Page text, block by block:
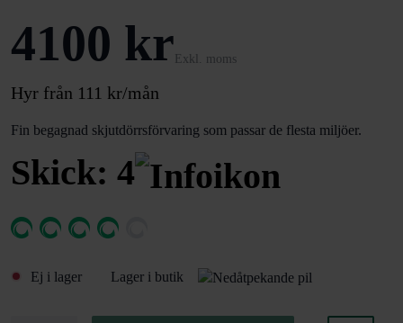
4100 kr Exkl. moms
Hyr från 111 kr/mån
Fin begagnad skjutdörrsförvaring som passar de flesta miljöer.
Skick: 4
Ej i lager Lager i butik